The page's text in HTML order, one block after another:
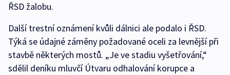
ŘSD žalobu.
Další trestní oznámení kvůli dálnici ale podalo i ŘSD.
Týká se údajné záměny požadované oceli za levnější při
stavbě některých mostů. „Je ve stadiu vyšetřování,“
sdělil deníku mluvčí Útvaru odhalování korupce a